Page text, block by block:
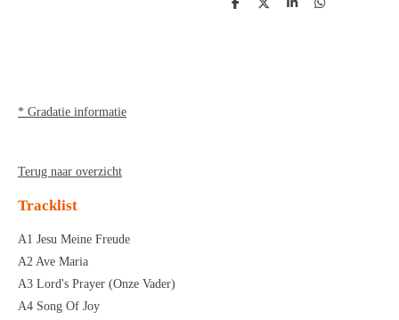
D
D
S
D
* Gradatie informatie
Terug naar overzicht
Tracklist
A1 Jesu Meine Freude
A2 Ave Maria
A3 Lord's Prayer (Onze Vader)
A4 Song Of Joy